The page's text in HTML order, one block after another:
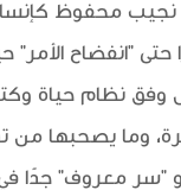
نجيب محفوظ
"انفضاح الأمر"
نظام حياة
وما يصحبها
معروف" جدًا في